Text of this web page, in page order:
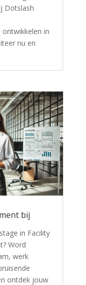
Dotslash
in
nu en
bij
in Facility
Word
werk
ontdek jouw